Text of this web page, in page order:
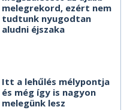
melegrekord, ezért nem
tudtunk nyugodtan
aludni éjszaka
Itt a lehűlés mélypontja
és még így is nagyon
melegünk lesz